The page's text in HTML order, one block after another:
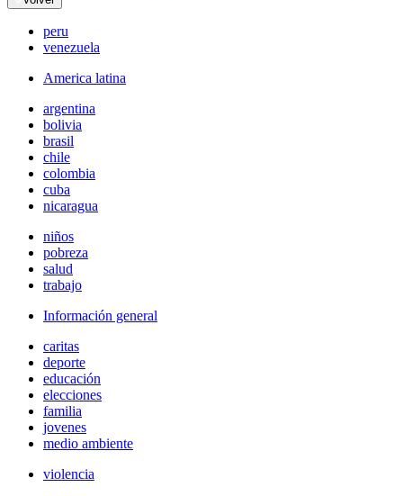
peru
venezuela
America latina
argentina
bolivia
brasil
chile
colombia
cuba
nicaragua
niños
pobreza
salud
trabajo
Información general
caritas
deporte
educación
elecciones
familia
jovenes
medio ambiente
violencia